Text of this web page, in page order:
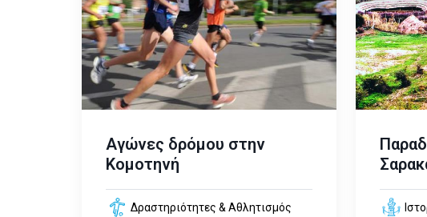
Αγώνες δρόμου στην
Κομοτηνή
Δραστηριότητες & Αθλητισμός